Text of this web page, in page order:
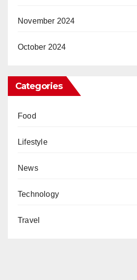
November 2024
October 2024
Categories
Food
Lifestyle
News
Technology
Travel